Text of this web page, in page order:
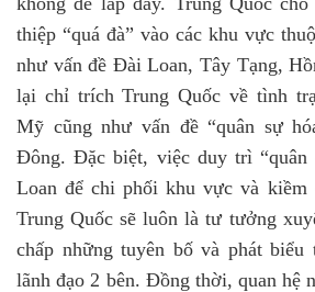
thiệp “quá đà” vào các khu vực
như vấn đề Đài Loan, Tây Tạng,
lại chỉ trích Trung Quốc về tình
Mỹ cũng như vấn đề “quân sự
Đông. Đặc biệt, việc duy trì
Loan để chi phối khu vực và kiềm
Trung Quốc sẽ luôn là tư tưởng
chấp những tuyên bố và phát biểu
lãnh đạo 2 bên. Đồng thời, quan hệ